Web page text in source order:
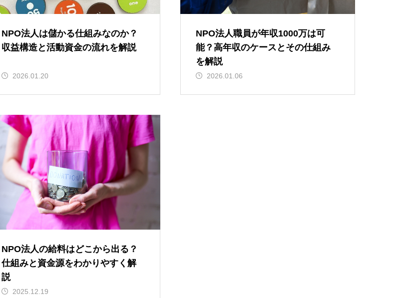
NPO法人は儲かる仕組みなのか？
収益構造と活動資金の流れを解説
2026.01.20
NPO法人職員が年収1000万は可
能？高年収のケースとその仕組み
を解説
2026.01.06
NPO法人の給料はどこから出る？
仕組みと資金源をわかりやすく解
説
2025.12.19